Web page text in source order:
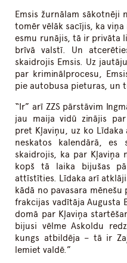
Emsis žurnālam sākotnēji
tomēr vēlāk sacījis, ka
esmu runājis, tā ir privāta
brīvā valstī. Un
skaidrojis Emsis. Uz
par kriminālprocesu,
pie autobusa pieturas, un
“Ir” arī ZZS pārstāvim
jau maija vidū zinājis
pret Kļaviņu, uz ko Līdaka
neskatos kalendārā, es
skaidrojis, ka par Kļaviņa
kopš tā laika bijušas
attīstīties. Līdaka arī
kādā no pavasara
frakcijas vadītāja Augusta
domā par Kļaviņa
bijusi vēlme Askoldu
kungs atbildēja – tā ir
lemiet valdē.”